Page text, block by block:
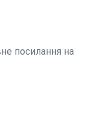
посилання на